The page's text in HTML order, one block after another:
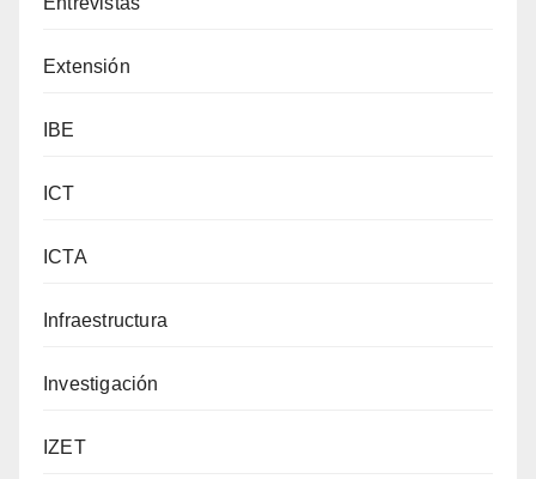
Extensión
IBE
ICT
ICTA
Infraestructura
Investigación
IZET